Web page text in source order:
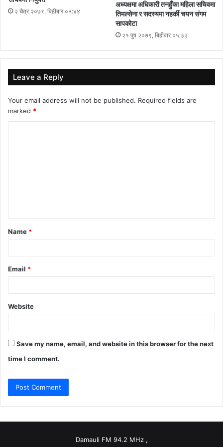
भट्टराईले बताउनुभयो । कार्यक्रममा नेपाली कांग्रेस आँबुखैरेनीका नेताहरु
चिजादेवी श्रेष्ठ, शालिग्राम अधिकारी, लगायतले विकासको काममा धेरै योगदान
दिएको अग्रपक्तिको नेता भएकोले जीत हासिल गर्न सहज हुने हुँदा भट्टराईलाई
२ चैत्र २०७९, बिहीबार ०५:४४
अध्यक्षमा अधिकारी तनहुँका महिला सचिवमा
तिमल्सेना र सदस्यमा नहर्की चयन संगम
सापकोटा
२१ पुष २०७९, बिहीबार ०५:३२
Leave a Reply
Your email address will not be published. Required fields are
marked *
t
*
Name *
Email *
Website
Save my name, email, and website in this browser for the next
time I comment.
Damauli FM 94.2 MHz ,